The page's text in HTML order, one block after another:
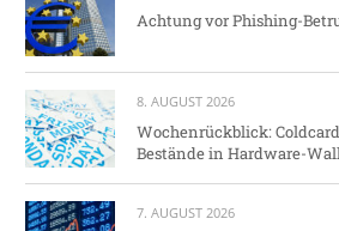
Achtung vor Phishing-
8. AUGUST 2026
Wochenrückblick:
Bestände in Hardware-
7. AUGUST 2026